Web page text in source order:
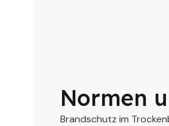
Normen
Brandschutz im